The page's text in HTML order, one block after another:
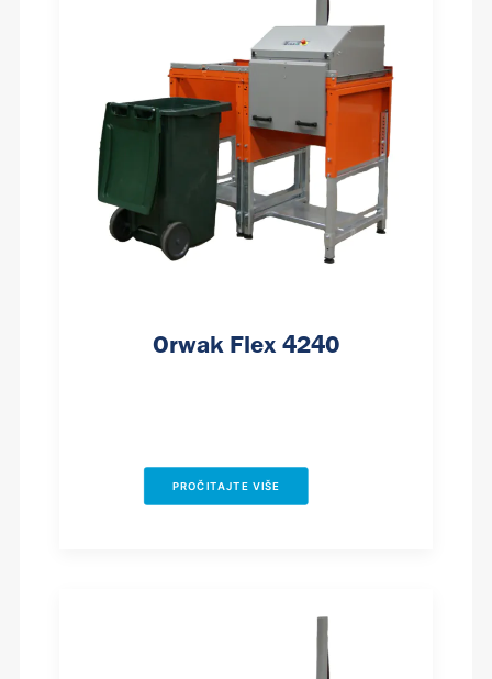
Orwak Flex 4240
PROČITAJTE VIŠE